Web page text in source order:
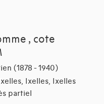
, cote
(1878 - 1940)
Ixelles, Ixelles
partiel